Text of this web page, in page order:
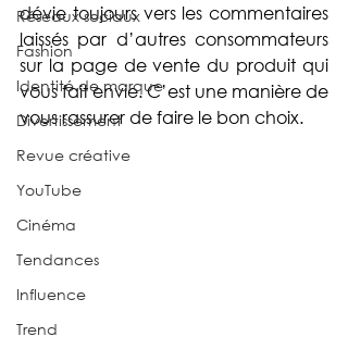
Réseaux sociaux
Fashion
Identité de marque
Divertissement
Revue créative
YouTube
Cinéma
Tendances
Influence
Trend
dévie toujours vers les commentaires
laissés par d’autres consommateurs
sur la page de vente du produit qui
vous fait envie. C’est une manière de
vous rassurer de faire le bon choix.